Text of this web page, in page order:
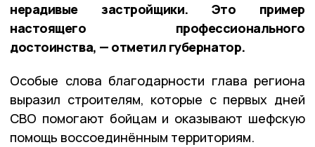
нерадивые застройщики. Это пример
настоящего профессионального
достоинства, — отметил губернатор.
Особые слова благодарности глава региона
выразил строителям, которые с первых дней
СВО помогают бойцам и оказывают шефскую
помощь воссоединённым территориям.